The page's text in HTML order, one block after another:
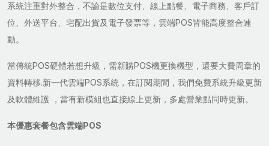
系統注重對外整合，不論是數位支付、線上點餐、電子商務、客戶訂
位、外送平台、宅配出貨及電子發票等，雲端POS皆能高度整合連
動。
當傳統POS硬體若想升級，需新購POS機更換機型，還要大費周章的
資料轉移.新一代雲端POS系統，在訂閱期間，我們免費系統升級更新
及軟體維護 ，當有新模組也直接線上更新，多處營業點同時更新。
本優惠套餐包含雲端POS